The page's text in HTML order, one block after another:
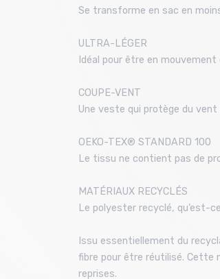
Se transforme en sac en
ULTRA-LÉGER
Idéal pour être en mouvement
COUPE-VENT
Une veste qui protège du
OEKO-TEX® STANDARD 100
Le tissu ne contient pas de
MATÉRIAUX RECYCLÉS
Le polyester recyclé, qu’est-
Issu essentiellement du
fibre pour être réutilisé. Cette
reprises.